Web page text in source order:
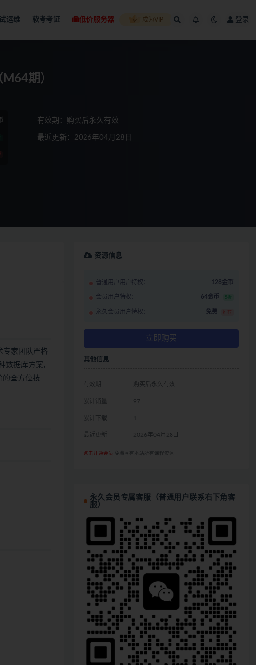
运维 软考考证 低价服务器 成为VIP 登录
期）
有效期：购买后永久有效
最近更新：2026年04月28日
专家团队严格
数据库方案，
的全方位技
资源信息
普通用户用户特权： 128金币
会员用户特权： 64金币 5折
永久会员用户特权： 免费 推荐
立即购买
其他信息
有效期 购买后永久有效
累计销量 97
累计下载 1
最近更新 2026年04月28日
点击开通会员 免费享有本站所有课程资源
永久会员专属客服（普通用户联系右下角客
服）